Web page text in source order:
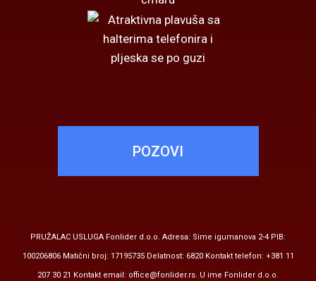
POZOVI
PRUŽALAC USLUGA Fonlider d.o.o. Adresa: Sime igumanova 2-4 PIB:
100206806 Matični broj: 17195735 Delatnost: 6820 Kontakt telefon: +381 11
207 30 21 Kontakt email: office@fonlider.rs. U ime Fonlider d.o.o.